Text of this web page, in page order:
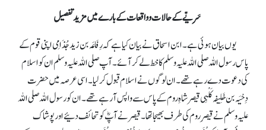
سَرِیّے کےحالات و واقعات کے بارے میں مزید تفصیل
یوں بیان ہوئی ہے۔ ابن اسحاق نے بیان کیا ہے کہ رِفَاعَہ بن زید جُذَامِی اپنی قوم کے
پاس رسول اللہ صلی اللہ علیہ وسلم کا خط لے کر آئے۔ آپ صلی اللہ علیہ وسلم ان کو اسلام
کی دعوت دے رہے تھے۔ ان لوگوں نے اسلام قبول کر لیا۔ اسی عرصہ میں حضرت
دِحْیَہ بن خَلِیفہ کَلْبِی قیصر شاہِ روم کے پاس سے واپس آ رہے تھے۔ ان کو رسول اللہ صلی اللہ
علیہ وسلم نے قیصرِ روم کی طرف بھیجا تھا۔ قیصر نے آپؓ کو تحائف دئیے اور پوشاک